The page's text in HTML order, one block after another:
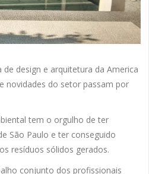
de design e arquitetura da America
novidades do setor passam por
tem o orgulho de ter
São Paulo e ter conseguido
resíduos sólidos gerados.
conjunto dos profissionais